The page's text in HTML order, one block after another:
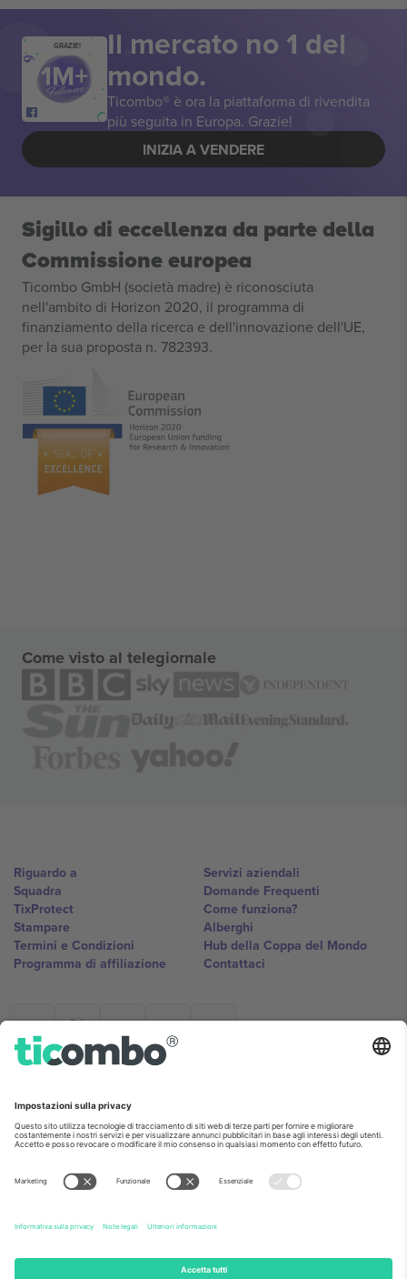
GRAZIE! Il mercato no 1 del
mondo.
Ticombo® è ora la piattaforma di rivendita
più seguita in Europa. Grazie!
INIZIA A VENDERE
Sigillo di eccellenza da parte della
Commissione europea
Ticombo GmbH (società madre) è riconosciuta
nell'ambito di Horizon 2020, il programma di
finanziamento della ricerca e dell'innovazione dell'UE,
per la sua proposta n. 782393.
Come visto al telegiornale
Riguardo a
Squadra
TixProtect
Stampare
Termini e Condizioni
Programma di affiliazione
Servizi aziendali
Domande Frequenti
Come funziona?
Alberghi
Hub della Coppa del Mondo
Contattaci
Ticombo Italia
Mimi Balkanska 132, 1540, Sofia,
base alla località, all'evento e/o al dominio. Per i dettagli controlla la
pagina specifica dell'evento, l'impronta e i termini.,